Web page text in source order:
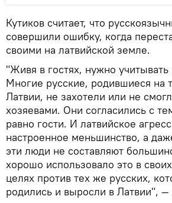
Кутиков считает, что
совершили ошибку, когда
своими на латвийской земле.
"Живя в гостях, нужно
Многие русские, родившиеся на
Латвии, не захотели или не
хозяевами. Они согласились с
равно гости. И латвийское
настроенное меньшинство, а
эти люди не составляют
хорошо использовало это в
целях против тех же русских,
родились и выросли в Латвии", —